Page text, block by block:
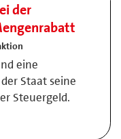
der
eine
Staat seine
Steuergeld.